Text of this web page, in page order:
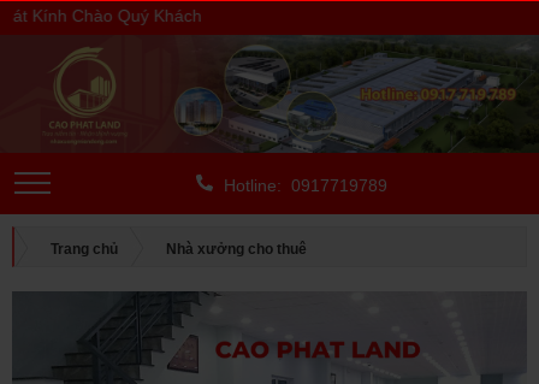
Chào Quý Khách
Hotline: 0917719789
Trang chủ Nhà xưởng cho thuê
CHO THUÊ NGOÀI KCN
CHO THUÊ KHO XƯỞNG BÀ RỊA - VŨNG TÀU, DIỆN TÍCH: 1.000-
5.000 M2, SP: 301-23